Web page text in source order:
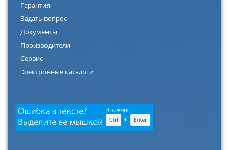
Гарантия
Задать вопрос
Документы
Производители
Сервис
Электронные каталоги